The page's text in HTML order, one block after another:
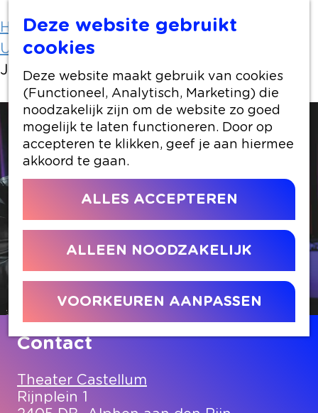
Deze website gebruikt
cookies
Deze website maakt gebruik van cookies
(Functioneel, Analytisch, Marketing) die
noodzakelijk zijn om de website zo goed
mogelijk te laten functioneren. Door op
accepteren te klikken, geef je aan hiermee
akkoord te gaan.
ALLES ACCEPTEREN
ALLEEN NOODZAKELIJK
VOORKEUREN AANPASSEN
Home
Uit-agenda
Uit-agenda overzicht
Jan Akkerman, Phil Bee
Contact
Theater Castellum
Rijnplein 1